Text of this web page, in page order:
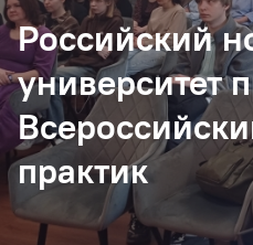
Российский
университет
практик